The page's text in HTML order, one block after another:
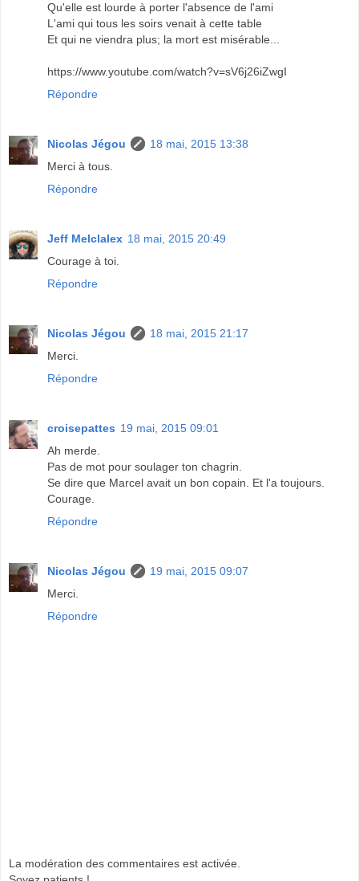
Qu'elle est lourde à porter l'absence de l'ami
L'ami qui tous les soirs venait à cette table
Et qui ne viendra plus; la mort est misérable...
https://www.youtube.com/watch?v=sV6j26iZwgI
Répondre
Nicolas Jégou
18 mai, 2015 13:38
Merci à tous.
Répondre
Jeff Melclalex 18 mai, 2015 20:49
Courage à toi.
Répondre
Nicolas Jégou
18 mai, 2015 21:17
Merci.
Répondre
croisepattes 19 mai, 2015 09:01
Ah merde.
Pas de mot pour soulager ton chagrin.
Se dire que Marcel avait un bon copain. Et l'a toujours.
Courage.
Répondre
Nicolas Jégou
19 mai, 2015 09:07
Merci.
Répondre
La modération des commentaires est activée.